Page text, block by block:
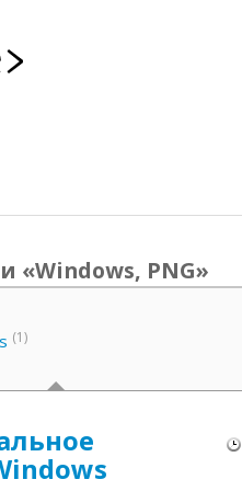
«Windows, PNG»
(1)